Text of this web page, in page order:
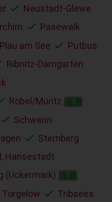
Neustadt-Glewe
Pasewalk
Plau am See Putbus
Ribnitz-Damgarten
Röbel/Müritz S
Schwerin
Sternberg
Hansestadt
(Uckermark) T
Torgelow Tribsees